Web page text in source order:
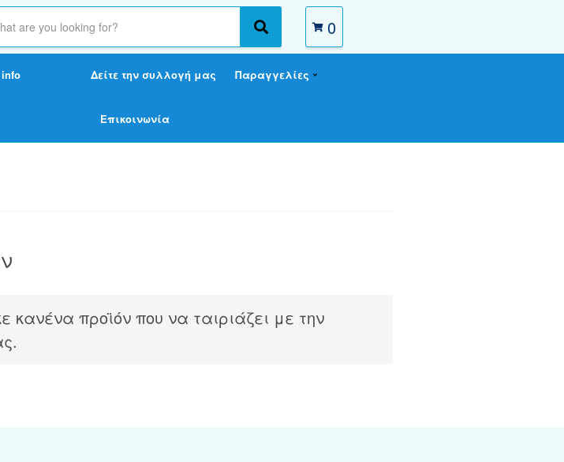
S
e
r
0
Δείτε την συλλογή μας Παραγγελίες
Επικοινωνία
κανένα προϊόν που να ταιριάζει με την